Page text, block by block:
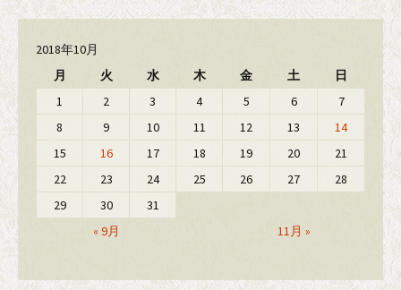
2018年10月
月
火 水 木 金 土 日
« 9月 11月 »
1 2 3 4 5 6
7
8
9 10 11 12 13
14
15
16 17 18 19 20
21
22
23 24 25 26 27
28
29
30 31